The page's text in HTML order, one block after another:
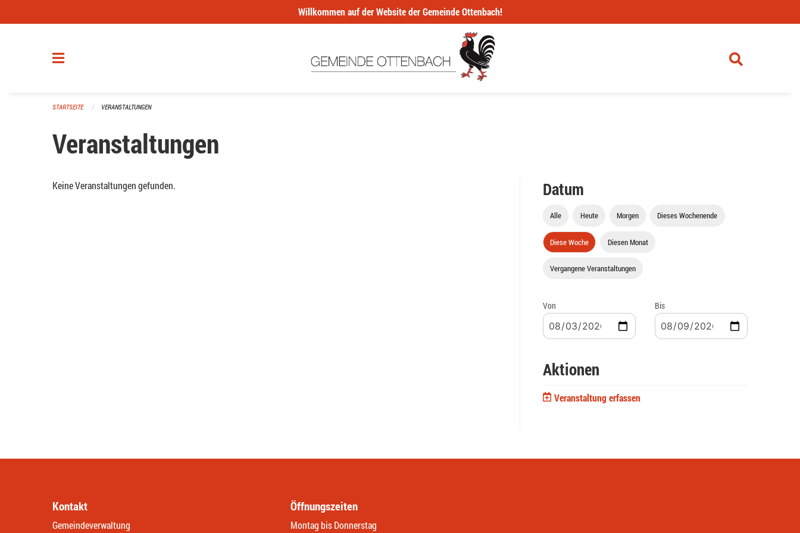
Willkommen auf der Website der Gemeinde Ottenbach!
STARTSEITE VERANSTALTUNGEN
Veranstaltungen
Keine Veranstaltungen gefunden. Datum
Alle Heute Morgen Dieses Wochenende
Diese Woche Diesen Monat
Vergangene Veranstaltungen
Von Bis
Aktionen
Veranstaltung erfassen
Kontakt
Gemeindeverwaltung
Öffnungszeiten
Montag bis Donnerstag